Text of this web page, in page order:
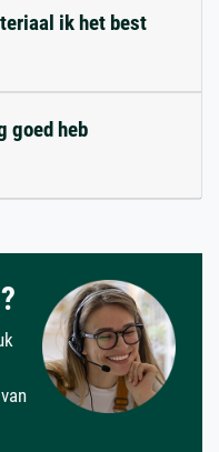
ik het best
goed heb